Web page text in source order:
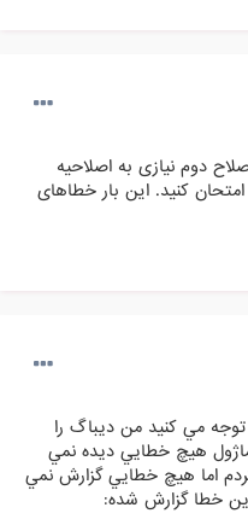
رو نصب کنید (نسخه 1.4.6.2 اصلاح دوم نیازی به اصلاحیه
کنید. این بار خطاهای
مي كنيد من ديباگ را
هيچ خطايي ديده نمي
اما هيچ خطايي گزارش نمي